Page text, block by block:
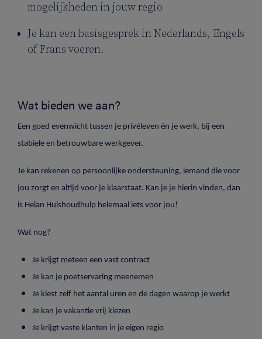
mogelijkheden in jouw regio
Je kan een basisgesprek in Nederlands, Engels
of Frans voeren.
Wat bieden we aan?
Een goed evenwicht tussen je privéleven én je werk, bij een
stabiele en betrouwbare werkgever.
Je kan rekenen op persoonlijke ondersteuning, iemand die voor
jou zorgt en altijd voor je klaarstaat. Kan je je hierin vinden, dan
is Helan Huishoudhulp helemaal iets voor jou!
Wat nog?
Je krijgt meteen een vast contract
Je kan je poetservaring meenemen
Je kiest zelf het aantal uren en de dagen waarop je werkt
Je kan je vakantie vrij kiezen
Je krijgt vaste klanten in je eigen regio